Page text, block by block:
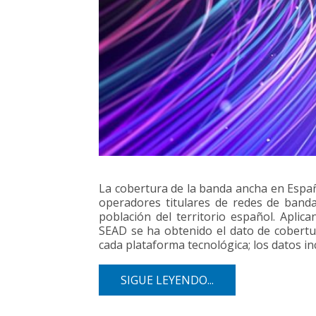
La cobertura de la banda ancha en
operadores titulares de redes de
población del territorio español.
SEAD se ha obtenido el dato de
cada plataforma tecnológica; los datos
SIGUE LEYENDO...